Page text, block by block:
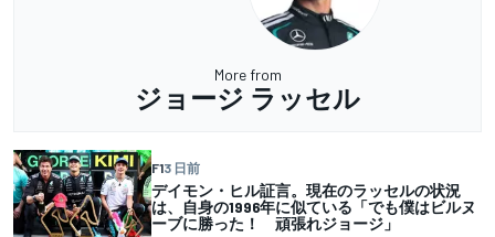
More from
ジョージ ラッセル
F13 日前
デイモン・ヒル証言。現在のラッセルの状況
は、自身の1996年に似ている「でも僕はビルヌ
ーブに勝った！ 頑張れジョージ」